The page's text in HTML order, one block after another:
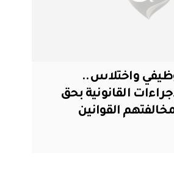
واختلاس..
القانونية بحق